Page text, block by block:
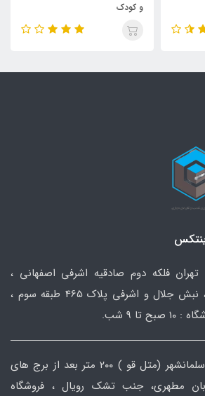
و کودک
فلکه دوم صادقیه اشرفی اصفهانی ،
ابتدای جلال آل احمد ، نبش جلال و اشرفی پلاک 465 طبقه سوم ،
شعبه دوم : مازندران ، سلمانشهر (متل قو ) ۲۰۰ متر بعد از برج های
مطهری، جنب تشک رویال ، فروشگاه